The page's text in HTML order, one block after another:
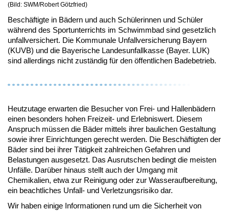
(Bild: SWM/Robert Götzfried)
Beschäftigte in Bädern und auch Schülerinnen und Schüler
während des Sportunterrichts im Schwimmbad sind gesetzlich
unfallversichert. Die Kommunale Unfallversicherung Bayern
(KUVB) und die Bayerische Landesunfallkasse (Bayer. LUK)
sind allerdings nicht zuständig für den öffentlichen Badebetrieb.
Heutzutage erwarten die Besucher von Frei- und Hallenbädern
einen besonders hohen Freizeit- und Erlebniswert. Diesem
Anspruch müssen die Bäder mittels ihrer baulichen Gestaltung
sowie ihrer Einrichtungen gerecht werden. Die Beschäftigten der
Bäder sind bei ihrer Tätigkeit zahlreichen Gefahren und
Belastungen ausgesetzt. Das Ausrutschen bedingt die meisten
Unfälle. Darüber hinaus stellt auch der Umgang mit
Chemikalien, etwa zur Reinigung oder zur Wasseraufbereitung,
ein beachtliches Unfall- und Verletzungsrisiko dar.
Wir haben einige Informationen rund um die Sicherheit von